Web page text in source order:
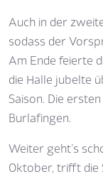
Auch in der
sodass der
Am Ende feierte
die Halle jubelte
Saison. Die
Burlafingen.
Weiter geht’s
Oktober, trifft die